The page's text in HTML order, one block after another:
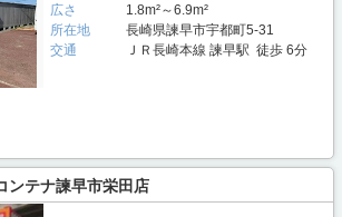
広さ
1.8m²～6.9m²
所在地
長崎県諫早市宇都町5-31
交通
ＪＲ長崎本線 諫早駅 徒歩 6分
ンテナ諫早市栄田店